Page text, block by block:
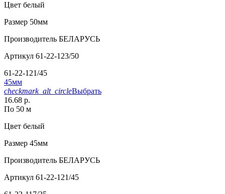
Цвет белый
Размер 50мм
Производитель БЕЛАРУСЬ
Артикул 61-22-123/50
61-22-121/45
45мм
checkmark_alt_circleВыбрать
16.68 р.
По 50 м
Цвет белый
Размер 45мм
Производитель БЕЛАРУСЬ
Артикул 61-22-121/45